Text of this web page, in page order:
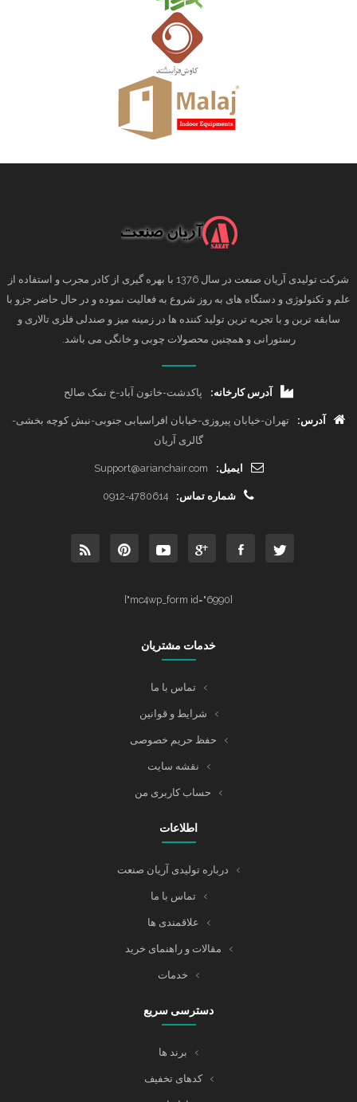
شرکت تولیدی آریان صنعت در سال 1376 با بهره گیری از کادر مجرب و استفاده از
علم و تکنولوژی و دستگاه های به روز شروع به فعالیت نموده و در حال حاضر جزو با
سابقه ترین و با تجربه ترین تولید کننده ها در زمینه میز و صندلی فلزی تالاری و
رستورانی و همچنین محصولات چوبی و خانگی می باشد.
آدرس کارخانه: پاکدشت-خاتون آباد-خ نمک صالح
آدرس:
تهران-خیابان پیروزی-خیابان افراسیابی جنوبی-نبش کوچه بخشی-
گالری آریان
ایمیل: Support@arianchair.com
شماره تماس: 0912-4780614
[mc4wp_form id="6990"]
خدمات مشتریان
تماس با ما
شرایط و قوانین
حفظ حریم خصوصی
نقشه سایت
حساب کاربری من
اطلاعات
درباره تولیدی آریان صنعت
تماس با ما
علاقمندی ها
مقالات و راهنمای خرید
خدمات
دسترسی سریع
برند ها
کدهای تخفیف